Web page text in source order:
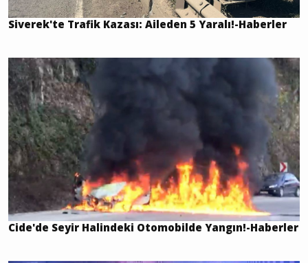
Siverek'te Trafik Kazası: Aileden 5 Yaralı!-Haberler
Cide'de Seyir Halindeki Otomobilde Yangın!-Haberler